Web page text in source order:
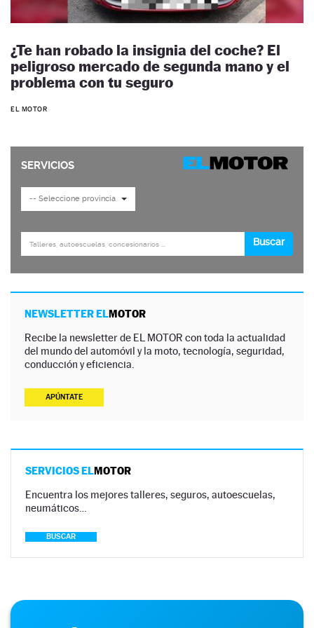
¿Te han robado la insignia del coche? El
peligroso mercado de segunda mano y el
problema con tu seguro
EL MOTOR
NEWSLETTER ELMOTOR
Recibe la newsletter de EL MOTOR con toda la actualidad
del mundo del automóvil y la moto, tecnología, seguridad,
conducción y eficiencia.
APÚNTATE
SERVICIOS ELMOTOR
Encuentra los mejores talleres, seguros, autoescuelas,
neumáticos…
BUSCAR